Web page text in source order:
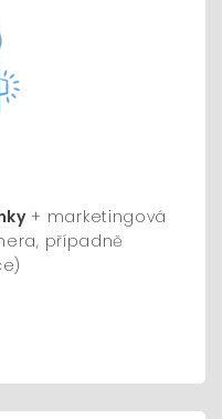
+ marketingová
případně